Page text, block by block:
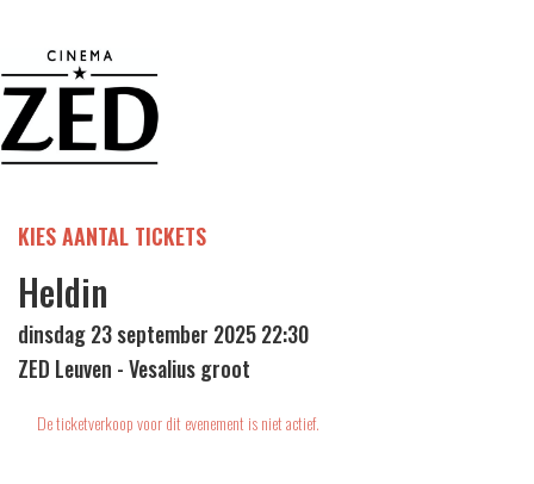
KIES AANTAL TICKETS
Heldin
dinsdag 23 september 2025 22:30
ZED Leuven - Vesalius groot
De ticketverkoop voor dit evenement is niet actief.